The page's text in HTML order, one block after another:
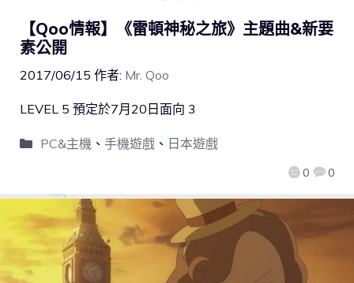
【Qoo情報】《雷頓神秘之旅》主題曲&新要
素公開
2017/06/15 作者: Mr. Qoo
0 0
LEVEL 5 預定於7月20日面向 3
PC&主機 、 手機遊戲、 日本遊戲